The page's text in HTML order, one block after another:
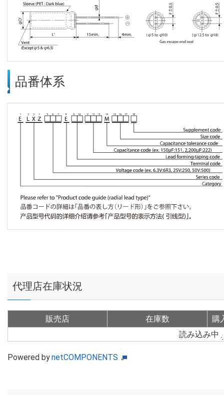
品番体系
代理店在庫状況
販売店 在庫数
購
読み込み中
Powered bynetCOMPONENTS